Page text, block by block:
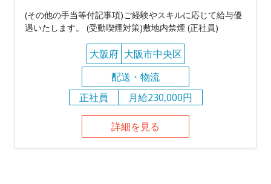
(その他の手当等付記事項)ご経験やスキルに応じて給与優
遇いたします。 (受動喫煙対策)敷地内禁煙 (正社員)
大阪府 大阪市中央区
配送・物流
正社員
月給230,000円
詳細を見る